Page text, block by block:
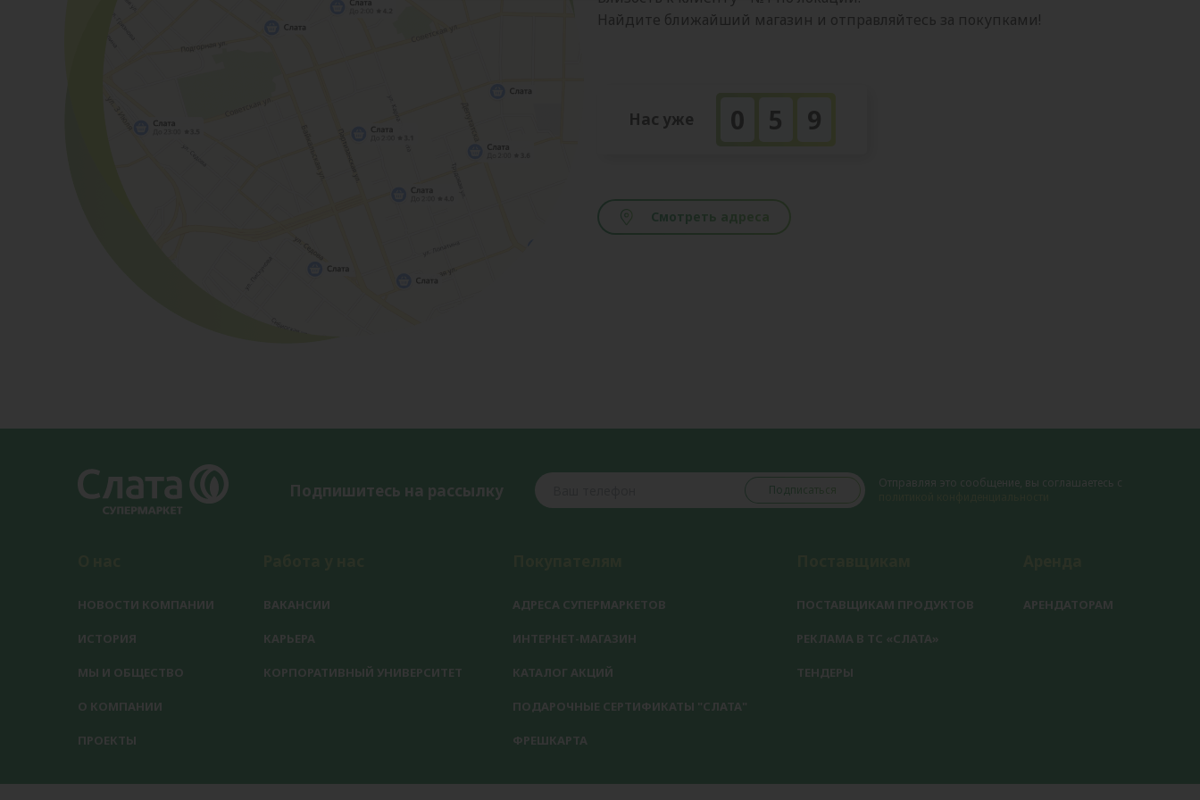
Найдите ближайший магазин и отправляйтесь за покупками!
Нас уже 0 5 9
Смотреть адреса
Подпишитесь на рассылку Подписаться
Отправляя это сообщение, вы соглашаетесь с
НОВОСТИ КОМПАНИИ
ИСТОРИЯ
МЫ И ОБЩЕСТВО
О КОМПАНИИ
ПРОЕКТЫ
ВАКАНСИИ
КАРЬЕРА
КОРПОРАТИВНЫЙ УНИВЕРСИТЕТ
АДРЕСА СУПЕРМАРКЕТОВ
ИНТЕРНЕТ-МАГАЗИН
КАТАЛОГ АКЦИЙ
ПОДАРОЧНЫЕ СЕРТИФИКАТЫ "СЛАТА"
ФРЕШКАРТА
ПОСТАВЩИКАМ ПРОДУКТОВ
РЕКЛАМА В ТС «СЛАТА»
ТЕНДЕРЫ
АРЕНДАТОРАМ